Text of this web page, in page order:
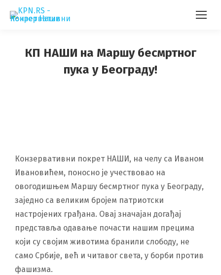
КП НАШИ на Маршу бесмртног
пука у Београду!
Конзервативни покрет НАШИ, на челу са Иваном
Ивановићем, поносно је учествовао на
овогодишњем Маршу бесмртног пука у Београду,
заједно са великим бројем патриотски
настројених грађана. Овај значајан догађај
представља одавање почасти нашим прецима
који су својим животима бранили слободу, не
само Србије, већ и читавог света, у борби против
фашизма.